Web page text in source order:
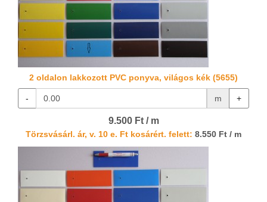
2 oldalon lakkozott PVC ponyva, világos kék (5655)
- m +
9.500 Ft / m
Törzsvásárl. ár, v. 10 e. Ft kosárért. felett: 8.550 Ft / m